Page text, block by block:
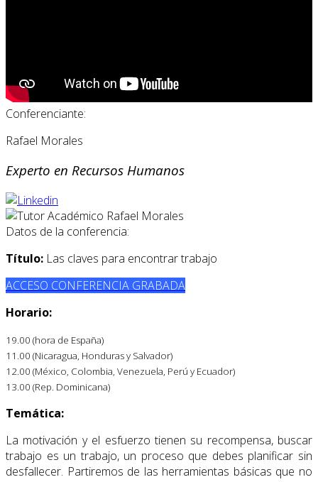
Conferenciante:
Rafael Morales
Experto en Recursos Humanos
Datos de la conferencia:
Título: Las claves para encontrar trabajo
ACCESO CONFERENCIA GRABADA
Horario:
19.00 (hora de España)
11.00 (Nicaragua, Honduras y Salvador)
12.00 (México, Colombia, Venezuela, Perú y Ecuador)
13.00 (Rep. Dominicana)
Temática:
La motivación y el esfuerzo tienen su recompensa, buscar
trabajo es un trabajo, un proceso que debes planificar sin
desfallecer. Partiremos de las herramientas básicas que no